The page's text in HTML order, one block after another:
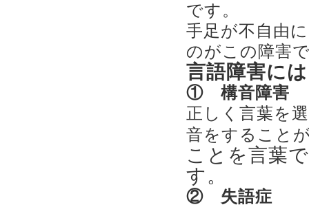
です。
手足が不自由
のがこの障害
言語障害に
① 構音障害
正しく言葉を
音をすること
ことを言葉
す。
② 失語症